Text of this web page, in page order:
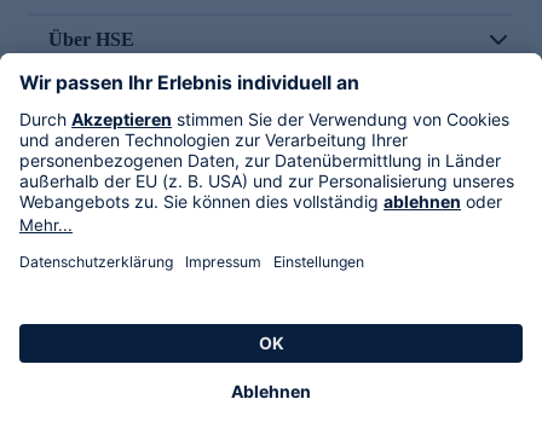
Über HSE
Im TV
HSE International